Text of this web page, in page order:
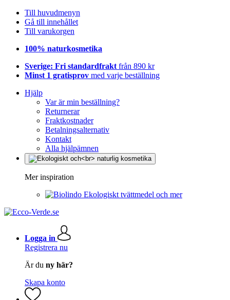
Till huvudmenyn
Gå till innehållet
Till varukorgen
100% naturkosmetika
Sverige: Fri standardfrakt från 890 kr
Minst 1 gratisprov med varje beställning
Hjälp
Var är min beställning?
Returnerar
Fraktkostnader
Betalningsalternativ
Kontakt
Alla hjälpämnen
Mer inspiration
Ekologiskt tvättmedel och mer
Logga in
Registrera nu
Är du ny här?
Skapa konto